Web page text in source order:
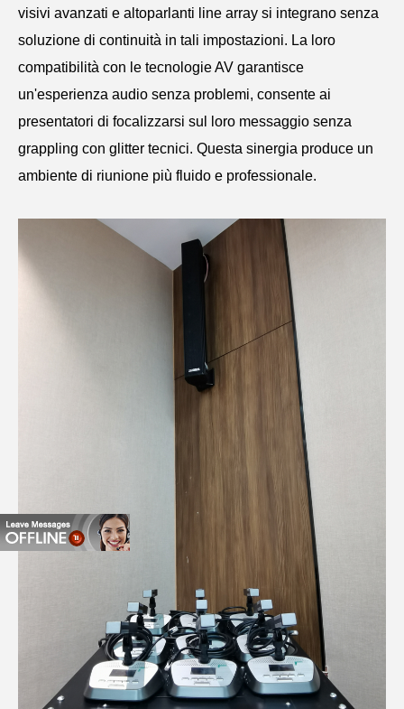
visivi avanzati e altoparlanti line array si integrano senza
soluzione di continuità in tali impostazioni. La loro
compatibilità con le tecnologie AV garantisce
un'esperienza audio senza problemi, consente ai
presentatori di focalizzarsi sul loro messaggio senza
grappling con glitter tecnici. Questa sinergia produce un
ambiente di riunione più fluido e professionale.